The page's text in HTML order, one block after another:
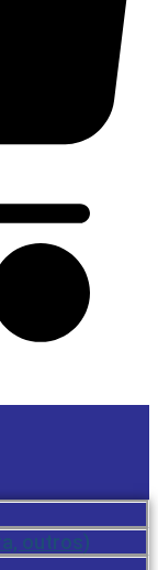
outros)